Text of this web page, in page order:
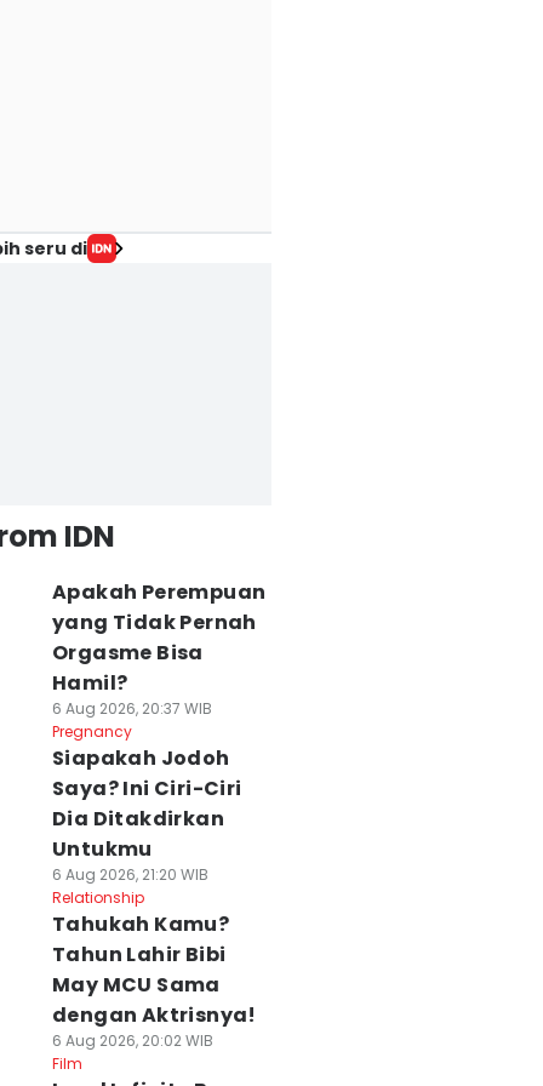
seru di
IDN
Apakah Perempuan
yang Tidak Pernah
Orgasme Bisa
Hamil?
6 Aug 2026, 20:37 WIB
Pregnancy
Siapakah Jodoh
Saya? Ini Ciri-Ciri
Dia Ditakdirkan
Untukmu
6 Aug 2026, 21:20 WIB
Relationship
Tahukah Kamu?
Tahun Lahir Bibi
May MCU Sama
dengan Aktrisnya!
6 Aug 2026, 20:02 WIB
Film